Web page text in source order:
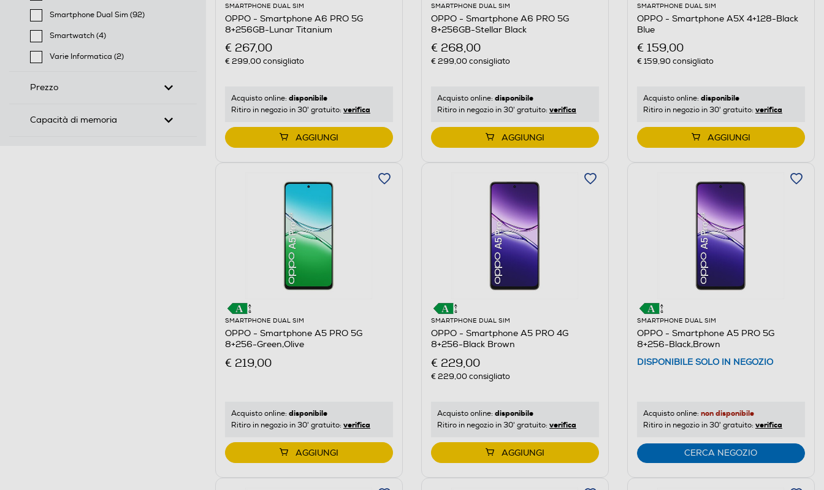
Filtra per Categoria: Custodie
Smartphone Dual Sim (92)
Filtra per Categoria: Smartphone Dual Sim
Smartwatch (4)
Filtra per Categoria: Smartwatch
Varie Informatica (2)
Prezzo
Capacità di memoria
SMARTPHONE DUAL SIM
OPPO - Smartphone A6 PRO 5G
8+256GB-Lunar Titanium
€ 267,00
€ 299,00consigliato
Acquisto online: disponibile
Ritiro in negozio in 30' gratuito: verifica
AGGIUNGI
SMARTPHONE DUAL SIM
OPPO - Smartphone A6 PRO 5G
8+256GB-Stellar Black
€ 268,00
€ 299,00consigliato
Acquisto online: disponibile
Ritiro in negozio in 30' gratuito: verifica
AGGIUNGI
SMARTPHONE DUAL SIM
OPPO - Smartphone A5X 4+128-Black
Blue
€ 159,00
€ 159,90consigliato
Acquisto online: disponibile
Ritiro in negozio in 30' gratuito: verifica
AGGIUNGI
SMARTPHONE DUAL SIM
OPPO - Smartphone A5 PRO 5G
8+256-Green,Olive
€ 219,00
Acquisto online: disponibile
Ritiro in negozio in 30' gratuito: verifica
AGGIUNGI
SMARTPHONE DUAL SIM
OPPO - Smartphone A5 PRO 4G
8+256-Black Brown
€ 229,00
€ 229,00consigliato
Acquisto online: disponibile
Ritiro in negozio in 30' gratuito: verifica
AGGIUNGI
SMARTPHONE DUAL SIM
OPPO - Smartphone A5 PRO 5G
8+256-Black,Brown
DISPONIBILE SOLO IN NEGOZIO
Acquisto online: non disponibile
Ritiro in negozio in 30' gratuito: verifica
CERCA NEGOZIO